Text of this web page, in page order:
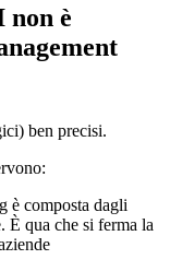
non è
ben precisi.
è composta dagli
È qua che si ferma la